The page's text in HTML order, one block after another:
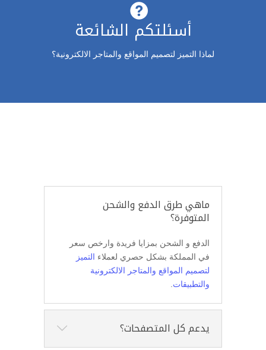

أسئلتكم الشائعة
لماذا التميز لتصميم المواقع والمتاجر الالكترونية؟
ماهي طرق الدفع والشحن
المتوفرة؟
الدفع و الشحن بمزايا فريدة وارخص سعر
في المملكة بشكل حصري لعملاء التميز
لتصميم المواقع والمتاجر الالكترونية
والتطبيقات
يدعم كل المتصفحات؟